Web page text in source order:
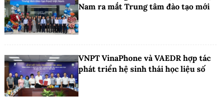
Nam ra mắt Trung tâm đào tạo mới
VNPT VinaPhone và VAEDR hợp tác
phát triển hệ sinh thái học liệu số